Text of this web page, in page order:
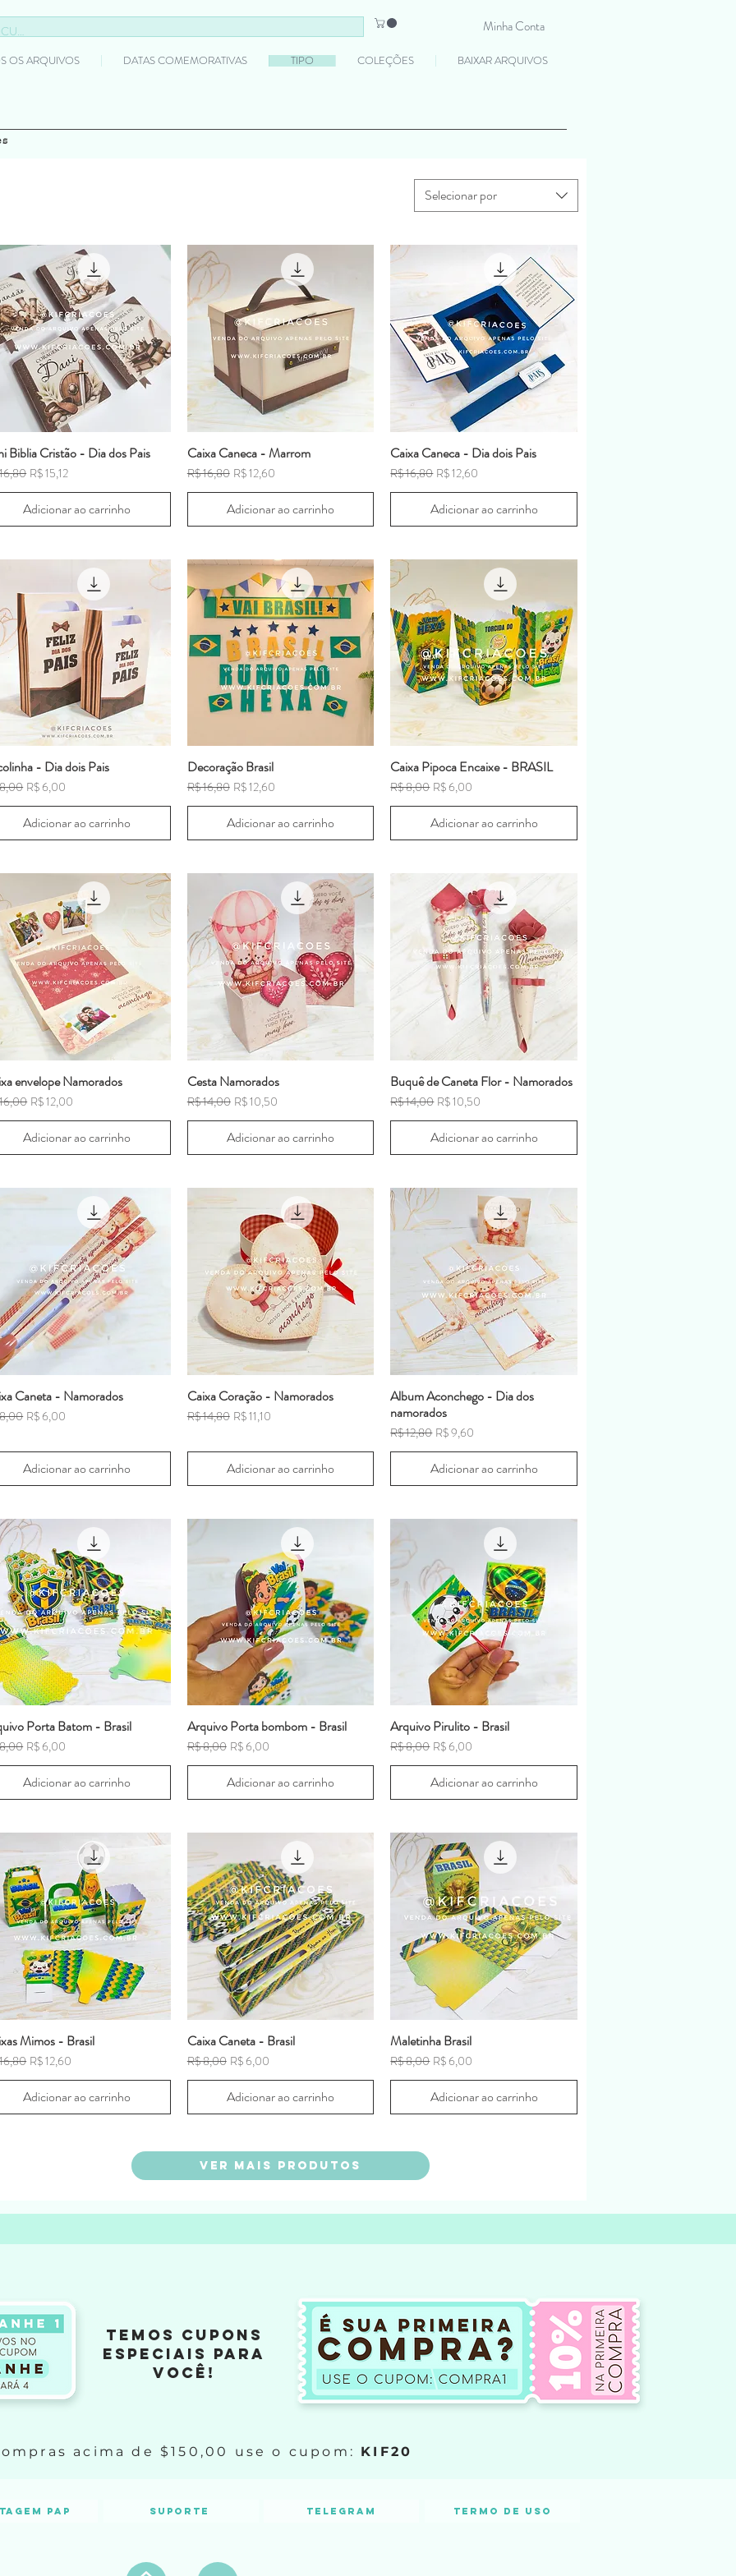
Minha Conta
OS ARQUIVOS DATAS COMEMORATIVAS TIPO COLEÇÕES BAIXAR ARQUIVOS
Selecionar por
Biblia Cristão - Dia dos Pais
normalPreço promocional
R$ 15,12
Adicionar ao carrinho
Caixa Caneca - Marrom
Preço normal
R$ 16,80 Preço promocional
R$ 12,60
Adicionar ao carrinho
Caixa Caneca - Dia dois Pais
Preço normal
R$ 16,80 Preço promocional
R$ 12,60
Adicionar ao carrinho
- Dia dois Pais
normal
Preço promocional
R$ 6,00
Adicionar ao carrinho
Decoração Brasil
Preço normal
R$ 16,80 Preço promocional
R$ 12,60
Adicionar ao carrinho
Caixa Pipoca Encaixe - BRASIL
Preço normal
R$ 8,00 Preço promocional
R$ 6,00
Adicionar ao carrinho
envelope Namorados
normalPreço promocional
R$ 12,00
Adicionar ao carrinho
Cesta Namorados
Preço normal
R$ 14,00 Preço promocional
R$ 10,50
Adicionar ao carrinho
Buquê de Caneta Flor - Namorados
Preço normal
R$ 14,00 Preço promocional
R$ 10,50
Adicionar ao carrinho
Caneta - Namorados
normal
Preço promocional
R$ 6,00
Adicionar ao carrinho
Caixa Coração - Namorados
Preço normal
R$ 14,80 Preço promocional
R$ 11,10
Adicionar ao carrinho
Album Aconchego - Dia dos
namorados
Preço normal
R$ 12,80 Preço promocional
R$ 9,60
Adicionar ao carrinho
Porta Batom - Brasil
normal
Preço promocional
R$ 6,00
Adicionar ao carrinho
Arquivo Porta bombom - Brasil
Preço normal
R$ 8,00 Preço promocional
R$ 6,00
Adicionar ao carrinho
Arquivo Pirulito - Brasil
Preço normal
R$ 8,00 Preço promocional
R$ 6,00
Adicionar ao carrinho
Mimos - Brasil
normalPreço promocional
R$ 12,60
Adicionar ao carrinho
Caixa Caneta - Brasil
Preço normal
R$ 8,00 Preço promocional
R$ 6,00
Adicionar ao carrinho
Maletinha Brasil
Preço normal
R$ 8,00 Preço promocional
R$ 6,00
Adicionar ao carrinho
VER MAIS PRODUTOS
TEMOS CUPOns
ESPECIAis PARA
VOCÊ!
acima de $150,00 use o cupom: KIF20
PAP Suporte Telegram Termo de Uso